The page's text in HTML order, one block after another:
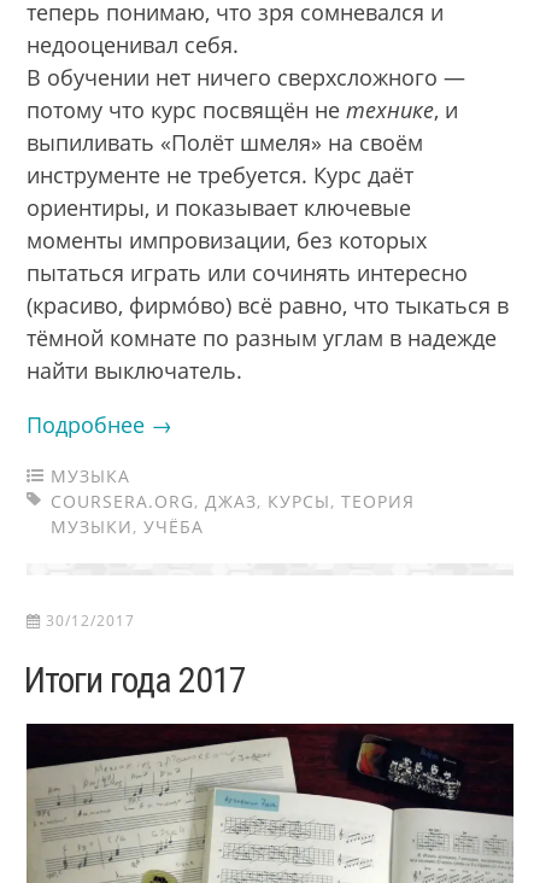
теперь понимаю, что зря сомневался и
недооценивал себя.
В обучении нет ничего сверхсложного —
потому что курс посвящён нетехнике, и
выпиливать «Полёт шмеля» на своём
инструменте не требуется. Курс даёт
ориентиры, и показывает ключевые
моменты импровизации, без которых
пытаться играть или сочинять интересно
(красиво, фирмóво) всё равно, что тыкаться в
тёмной комнате по разным углам в надежде
найти выключатель.
Подробнее →
МУЗЫКА
COURSERA.ORG, ДЖАЗ, КУРСЫ,ТЕОРИЯ
МУЗЫКИ,УЧЁБА
30/12/2017
Итоги года 2017